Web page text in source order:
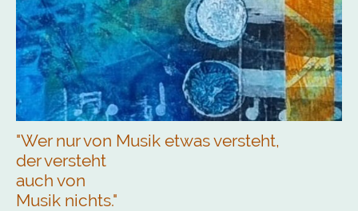
"Wer nur von Musik etwas versteht,
der versteht
auch von
Musik nichts."